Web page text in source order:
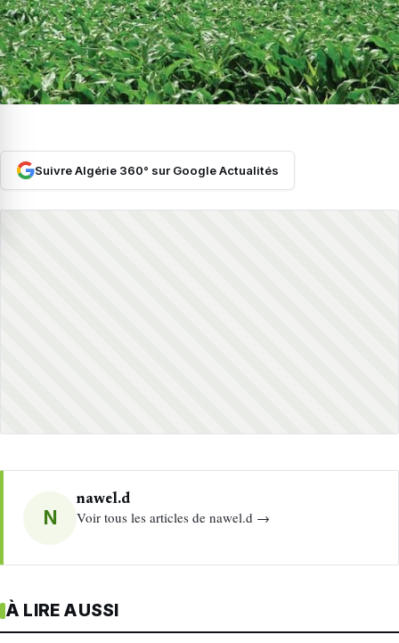
Suivre Algérie 360° sur Google Actualités
N
nawel.d
Voir tous les articles de nawel.d →
À LIRE AUSSI